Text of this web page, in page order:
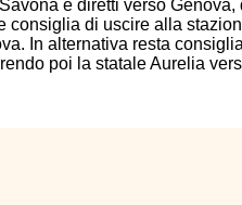
e diretti verso
consiglia di uscire alla
In alternativa resta
poi la statale Aurelia